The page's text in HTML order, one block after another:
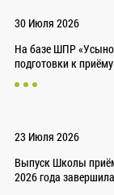
30 Июля 2026
На базе ШПР
подготовки к
23 Июля 2026
Выпуск Школы
2026 года